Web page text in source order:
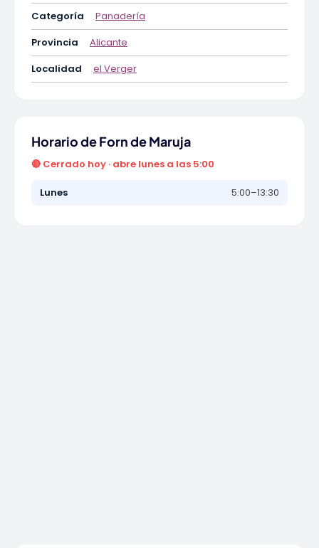
Categoría
Panadería
Provincia
Alicante
Localidad
el Verger
Horario de Forn de Maruja
🔴 Cerrado hoy · abre lunes a las 5:00
Lunes 5:00–13:30